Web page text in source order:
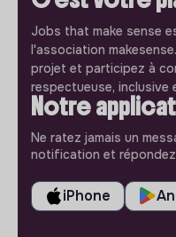
Jobs that make sense
l'association
projet et participez à
respectueuse, inclusive
Notre
Ne ratez jamais un
notification et répondez
iPhone